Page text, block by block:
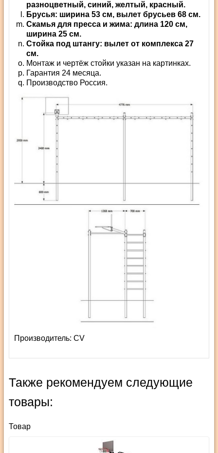
разноцветный, синий, желтый, красный.
Брусья: ширина 53 см, вылет брусьев 68 см.
Скамья для пресса и жима: длина 120 см,
ширина 25 см.
Стойка под штангу: вылет от комплекса 27
см.
Монтаж и чертёж стойки указан на картинках.
Гарантия 24 месяца.
Производство Россия.
Производитель: СV
Также рекомендуем следующие
товары:
Товар